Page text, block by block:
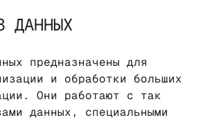
ДАННЫХ
предназначены для
и обработки больших
Они работают с так
данных, специальными